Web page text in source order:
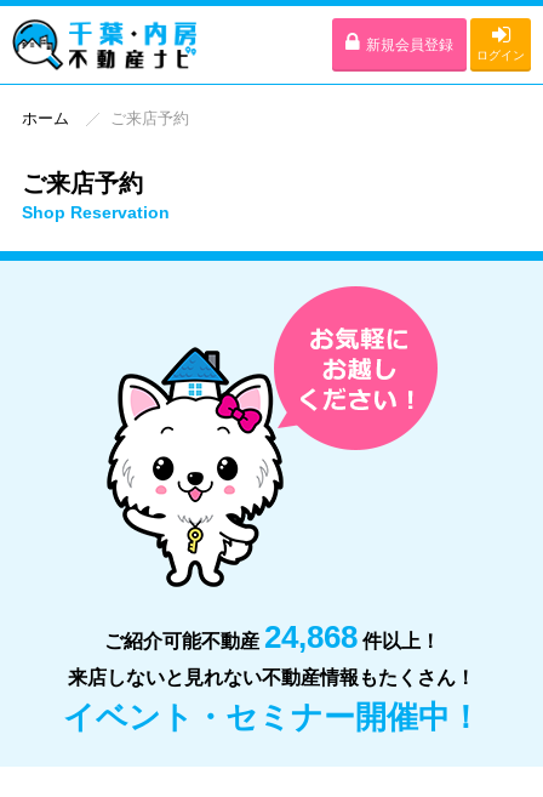
新規会員登録
ログイン
ホーム ご来店予約
ご来店予約
Shop Reservation
ご紹介可能不動産 24,868件以上！
来店しないと見れない不動産情報もたくさん！
イベント・セミナー開催中！